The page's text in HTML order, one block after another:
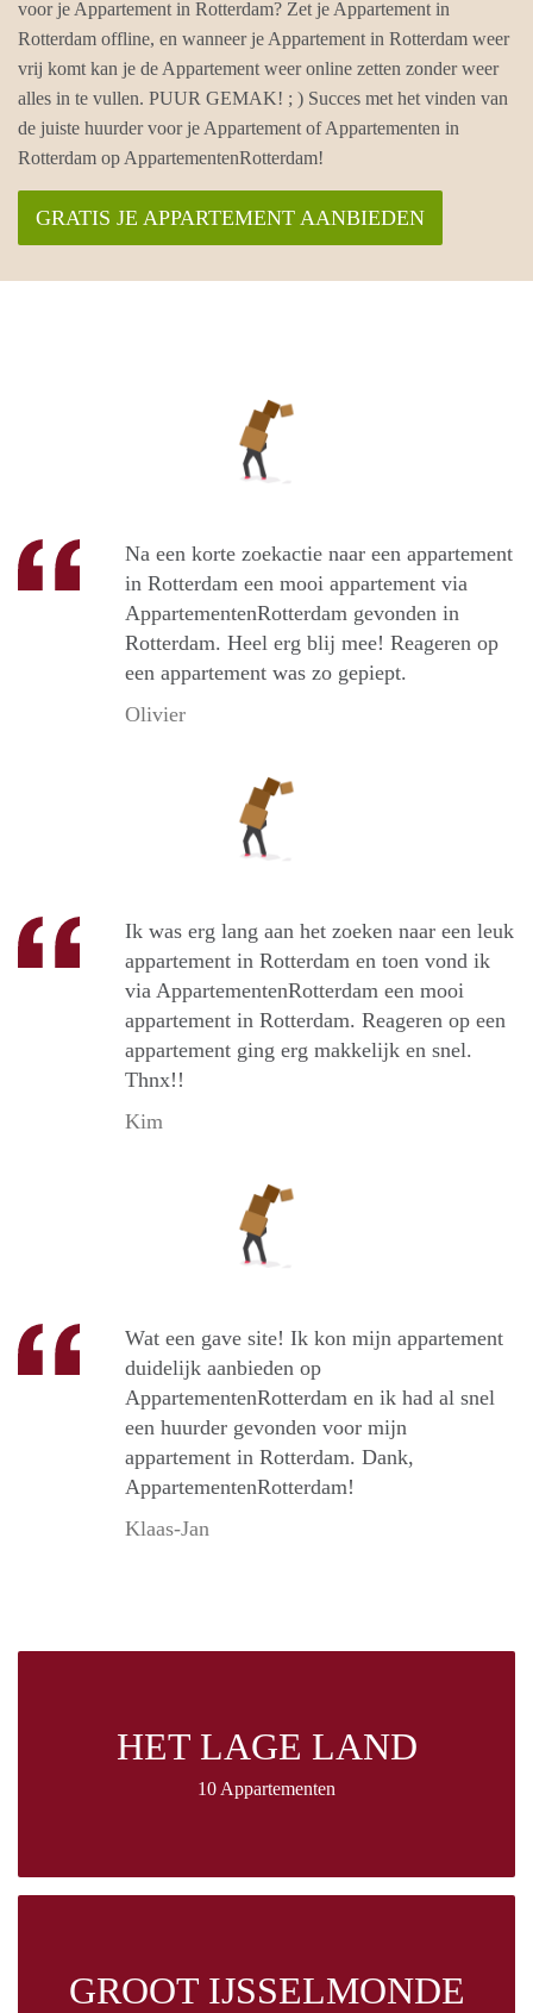
voor je Appartement in Rotterdam? Zet je Appartement in
Rotterdam offline, en wanneer je Appartement in Rotterdam weer
vrij komt kan je de Appartement weer online zetten zonder weer
alles in te vullen. PUUR GEMAK! ; ) Succes met het vinden van
de juiste huurder voor je Appartement of Appartementen in
Rotterdam op AppartementenRotterdam!
GRATIS JE APPARTEMENT AANBIEDEN
Na een korte zoekactie naar een appartement
in Rotterdam een mooi appartement via
AppartementenRotterdam gevonden in
Rotterdam. Heel erg blij mee! Reageren op
een appartement was zo gepiept.
Olivier
Ik was erg lang aan het zoeken naar een leuk
appartement in Rotterdam en toen vond ik
via AppartementenRotterdam een mooi
appartement in Rotterdam. Reageren op een
appartement ging erg makkelijk en snel.
Thnx!!
Kim
Wat een gave site! Ik kon mijn appartement
duidelijk aanbieden op
AppartementenRotterdam en ik had al snel
een huurder gevonden voor mijn
appartement in Rotterdam. Dank,
AppartementenRotterdam!
Klaas-Jan
HET LAGE LAND
10 Appartementen
GROOT IJSSELMONDE